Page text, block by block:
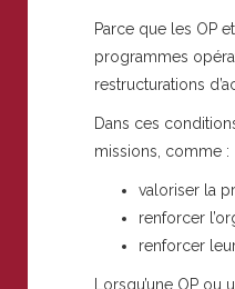
Parce que les OP
programmes
restructurations
Dans ces
missions, comme :
valoriser la
renforcer
renforcer
Lorsqu’une OP